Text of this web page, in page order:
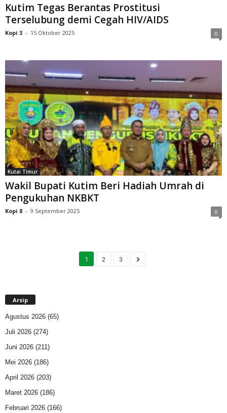
Kutim Tegas Berantas Prostitusi
Terselubung demi Cegah HIV/AIDS
Kopi 3 - 15 Oktober 2025 0
Kutai Timur
Wakil Bupati Kutim Beri Hadiah Umrah di
Pengukuhan NKBKT
Kopi 8 - 9 September 2025 0
1 2 3
Arsip
Agustus 2026 (65)
Juli 2026 (274)
Juni 2026 (211)
Mei 2026 (186)
April 2026 (203)
Maret 2026 (186)
Februari 2026 (166)